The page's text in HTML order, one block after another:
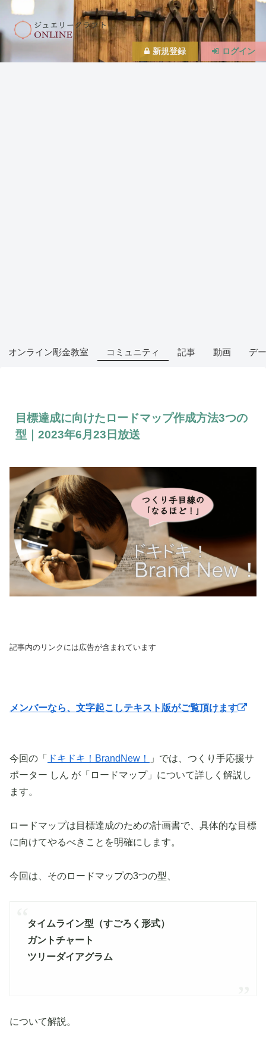
オンライン彫金教室 コミュニティ 記事 動画 デ
目標達成に向けたロードマップ作成方法3つの
型｜2023年6月23日放送
記事内のリンクには広告が含まれています
メンバーなら、文字起こしテキスト版がご覧頂けます
今回の「 ドキドキ！BrandNew！
」では、つくり手応援サ
ポーター しん が「ロードマップ」について詳しく解説し
ます。
ロードマップは目標達成のための計画書で、具体的な目標
に向けてやるべきことを明確にします。
今回は、そのロードマップの3つの型、
タイムライン型（すごろく形式）
ガントチャート
ツリーダイアグラム
について解説。
新規登録 ログイン